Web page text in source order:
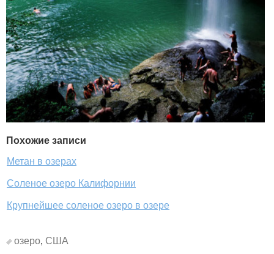
Похожие записи
Метан в озерах
Соленое озеро Калифорнии
Крупнейшее соленое озеро в озере
озеро, США